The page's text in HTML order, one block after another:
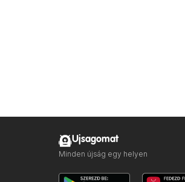
Ujsagomat
Minden újság egy helyen